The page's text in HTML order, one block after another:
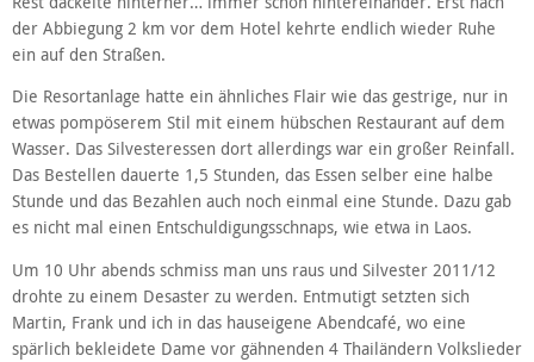
der Abbiegung 2 km vor dem Hotel kehrte endlich wieder Ruhe
ein auf den Straßen.
Die Resortanlage hatte ein ähnliches Flair wie das gestrige, nur in
etwas pompöserem Stil mit einem hübschen Restaurant auf dem
Wasser. Das Silvesteressen dort allerdings war ein großer Reinfall.
Das Bestellen dauerte 1,5 Stunden, das Essen selber eine halbe
Stunde und das Bezahlen auch noch einmal eine Stunde. Dazu gab
es nicht mal einen Entschuldigungsschnaps, wie etwa in Laos.
Um 10 Uhr abends schmiss man uns raus und Silvester 2011/12
drohte zu einem Desaster zu werden. Entmutigt setzten sich
Martin, Frank und ich in das hauseigene Abendcafé, wo eine
spärlich bekleidete Dame vor gähnenden 4 Thailändern Volkslieder